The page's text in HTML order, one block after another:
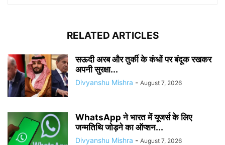
RELATED ARTICLES
सऊदी अरब और तुर्की के कंधों पर बंदूक रखकर
अपनी सुरक्षा...
Divyanshu Mishra - August 7, 2026
WhatsApp ने भारत में यूजर्स के लिए
जन्मतिथि जोड़ने का ऑप्शन...
Divyanshu Mishra - August 7, 2026